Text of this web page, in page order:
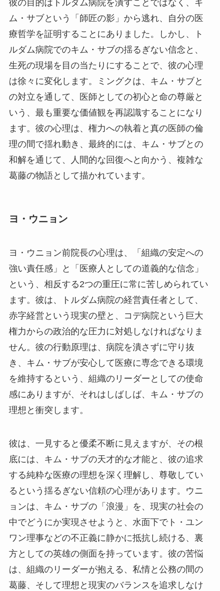
彼の目的はトルダム病院を潰すことではなく、キ
ム・サブという「師匠の影」から逃れ、自分の医
療哲学を証明することにありました。しかし、ト
ルダム病院でのキム・サブの揺るぎない信念と、
生死の現場を目の当たりにすることで、彼の心理
は徐々に変化します。ミングクは、キム・サブと
の対立を通して、医師としての初心と命の尊厳と
いう、最も重要な価値観を再認識することになり
ます。彼の心理は、権力への執着と真の医師の倫
理の間で揺れ動き、最終的には、キム・サブとの
和解を通じて、人間的な回復へと向かう、複雑な
葛藤の物語として描かれています。
ヨ・ウニョン
ヨ・ウニョン前院長の心理は、「組織の安定への
強い責任感」と「医療人としての道義的な信念」
という、相反する2つの重圧に常に苦しめられてい
ます。彼は、トルダム病院の経営責任者として、
赤字経営という現実の壁と、コデ病院という巨大
権力からの政治的な圧力に対処しなければなりま
せん。彼の行動原理は、病院を潰さずに守り抜
き、キム・サブが安心して医療に専念できる環境
を維持するという、組織のリーダーとしての使命
感にありますが、それはしばしば、キム・サブの
理想と衝突します。
彼は、一見すると優柔不断に見えますが、その根
底には、キム・サブの天才的な才能と、彼の追求
する純粋な医療の理想を深く理解し、尊敬してい
るという揺るぎない信頼の心理があります。ウニ
ョンは、キム・サブの「浪漫」を、現実の社会の
中でどうにか実現させようと、水面下でト・ユン
ワン理事などの不正義に静かに抵抗し続ける、裏
方としての英雄の側面を持っています。彼の苦悩
は、組織のリーダーが抱える、私情と公務の間の
葛藤、そして理想と現実のバランスを追求しなけ